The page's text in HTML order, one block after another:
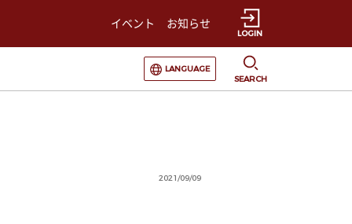
イベント お知らせ
LOGIN
選択すると言語の切替が発生します
LANGUAGE
SEARCH
2021/09/09